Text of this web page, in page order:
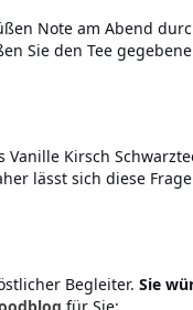
Note am Abend
Sie den Tee
Kirsch
lässt sich diese
Begleiter. Sie
für Sie: